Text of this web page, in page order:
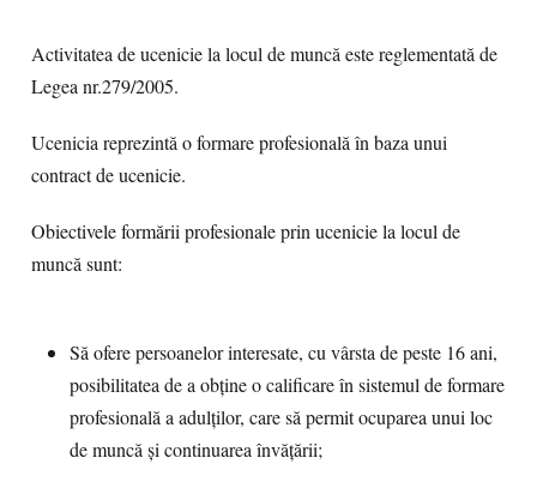
Activitatea de ucenicie la locul de muncă este reglementată de
Legea nr.279/2005.
Ucenicia reprezintă o formare profesională în baza unui
contract de ucenicie.
Obiectivele formării profesionale prin ucenicie la locul de
muncă sunt:
Să ofere persoanelor interesate, cu vârsta de peste 16 ani,
posibilitatea de a obține o calificare în sistemul de formare
profesională a adulților, care să permit ocuparea unui loc
de muncă și continuarea învățării;